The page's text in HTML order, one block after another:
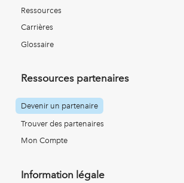
Ressources
Carrières
Glossaire
Ressources partenaires
Devenir un partenaire
Trouver des partenaires
Mon Compte
Information légale